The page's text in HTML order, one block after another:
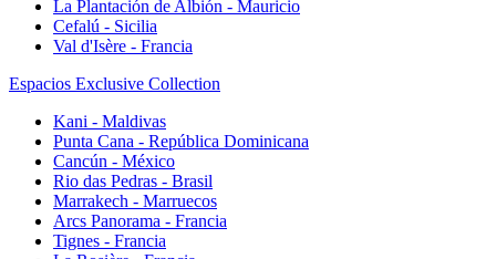
La Plantación de Albión - Mauricio
Cefalú - Sicilia
Val d'Isère - Francia
Espacios Exclusive Collection
Kani - Maldivas
Punta Cana - República Dominicana
Cancún - México
Rio das Pedras - Brasil
Marrakech - Marruecos
Arcs Panorama - Francia
Tignes - Francia